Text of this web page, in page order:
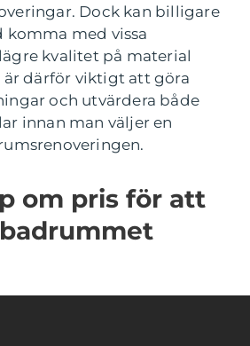
Dock kan billigare
med vissa
kvalitet på material
är därför viktigt att göra
och utvärdera både
innan man väljer en
om pris för att